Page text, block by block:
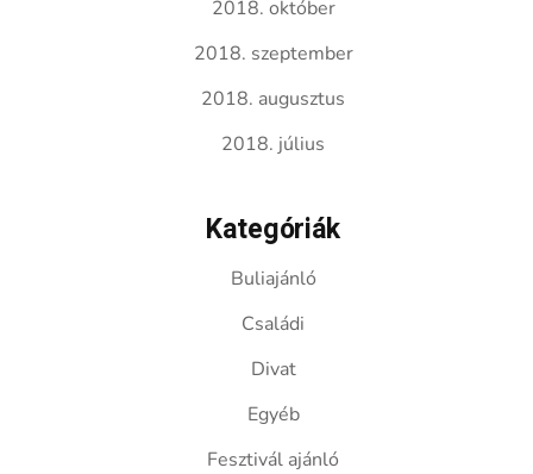
2018. október
2018. szeptember
2018. augusztus
2018. július
Kategóriák
Buliajánló
Családi
Divat
Egyéb
Fesztivál ajánló